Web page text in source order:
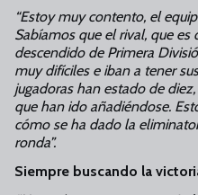
“Estoy muy contento, el
Sabíamos que el rival, que es
descendido de Primera
muy difíciles e iban a tener
jugadoras han estado de
que han ido añadiéndose.
cómo se ha dado la
ronda”.
Siempre buscando la